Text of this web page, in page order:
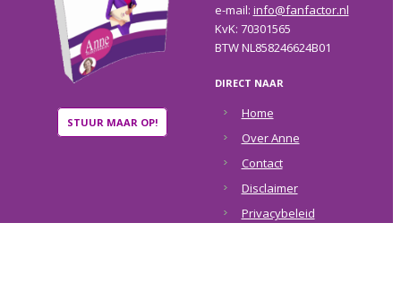
STUUR MAAR OP!
e-mail: info@fanfactor.nl
KvK: 70301565
BTW NL858246624B01
DIRECT NAAR
Home
Over Anne
Contact
Disclaimer
Privacybeleid